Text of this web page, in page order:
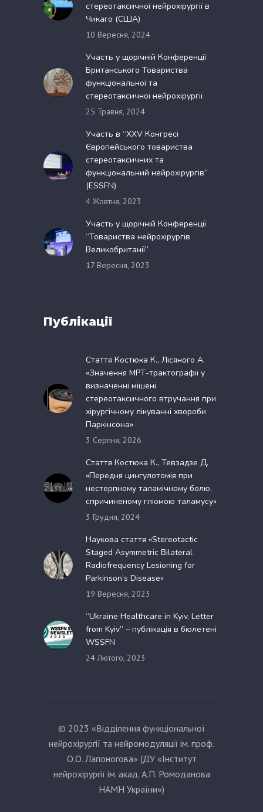
стереотаксичної нейрохірургії в
Чикаго (США)
10 Вересня, 2024
Участь у щорічній Конференції
Британського Товариства
функціональної та
стереотаксичної нейрохірургії
25 Травня, 2024
Участь в “XXV Конгресі
Європейського товариства
стереотаксичних та
функціональний нейрохірургів”
(ESSFN)
4 Жовтня, 2023
Участь у щорічній Конференції
“Товариства нейрохірургів
Великобританії”
17 Вересня, 2023
Публікації
Стаття Костюка К., Лісяного А.
«Значення МРТ-трактографії у
визначенні мішені
стереотаксичного втручання при
хірургічному лікуванні хвороби
Паркінсона»
3 Серпня, 2026
Стаття Костюка К., Тевзадзе Д.
«Передня цингулотомія при
нестерпному таламічному болю,
спричиненому гліомою таламусу»
3 Грудня, 2024
Наукова стаття «Stereotactic
Staged Asymmetric Bilateral
Radiofrequency Lesioning for
Parkinson’s Disease»
19 Вересня, 2023
“Ukraine Healthcare in Kyiv, Letter
from Kyiv” – публікація в бюлетені
WSSFN
24 Лютого, 2023
© 2023 «Відділення функціональної
нейрохірургії та нейромодуляції ім. проф.
О.О. Лапоногова» (ДУ «Інститут
нейрохірургії ім. акад. А.П. Ромоданова
НАМН України»)